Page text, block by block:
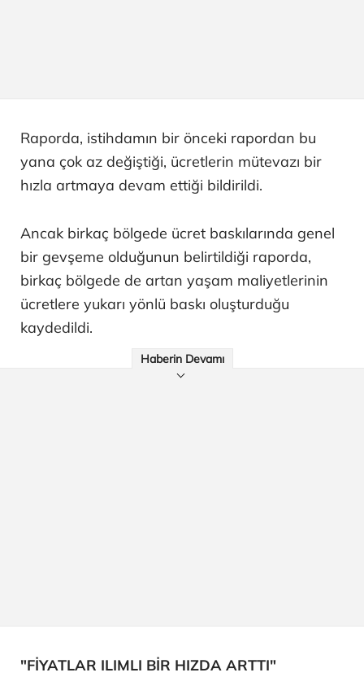
Raporda, istihdamın bir önceki rapordan bu
yana çok az değiştiği, ücretlerin mütevazı bir
hızla artmaya devam ettiği bildirildi.
Ancak birkaç bölgede ücret baskılarında genel
bir gevşeme olduğunun belirtildiği raporda,
birkaç bölgede de artan yaşam maliyetlerinin
ücretlere yukarı yönlü baskı oluşturduğu
kaydedildi.
Haberin Devamı
"FİYATLAR ILIMLI BİR HIZDA ARTTI"